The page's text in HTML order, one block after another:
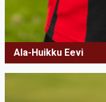
Ala-Huikku Eevi